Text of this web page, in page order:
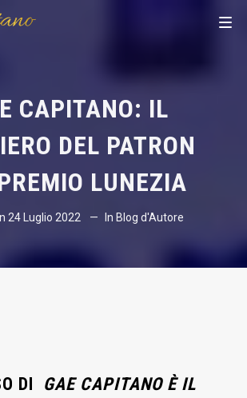
CAPITANO: IL
DEL PATRON
LUNEZIA
24 Luglio 2022 In Blog d'Autore
DI
GAE CAPITANO È IL